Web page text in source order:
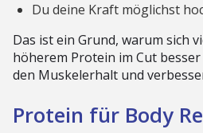
Du deine Kraft möglichst
Das ist ein Grund, warum sich
höherem Protein im Cut
den Muskelerhalt und
Protein für Body